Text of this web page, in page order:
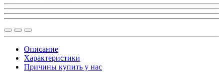
Описание
Характеристики
Причины купить у нас